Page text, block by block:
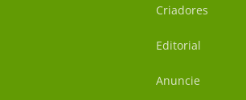
Criadores
Editorial
Anuncie